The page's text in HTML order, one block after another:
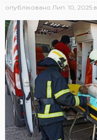
опубліковано Лип. 10, 2025